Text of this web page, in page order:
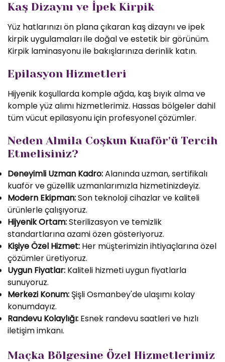
Kaş Dizaynı ve İpek Kirpik
Yüz hatlarınızı ön plana çıkaran kaş dizaynı ve ipek
kirpik uygulamaları ile doğal ve estetik bir görünüm.
Kirpik laminasyonu ile bakışlarınıza derinlik katın.
Epilasyon Hizmetleri
Hijyenik koşullarda komple ağda, kaş bıyık alma ve
komple yüz alımı hizmetlerimiz. Hassas bölgeler dahil
tüm vücut epilasyonu için profesyonel çözümler.
Neden Almila Coşkun Kuaför'ü Tercih
Etmelisiniz?
Deneyimli Uzman Kadro:Alanında uzman, sertifikalı
kuaför ve güzellik uzmanlarımızla hizmetinizdeyiz.
Modern Ekipman:Son teknoloji cihazlar ve kaliteli
ürünlerle çalışıyoruz.
Hijyenik Ortam:Sterilizasyon ve temizlik
standartlarına azami özen gösteriyoruz.
Kişiye Özel Hizmet: Her müşterimizin ihtiyaçlarına özel
çözümler üretiyoruz.
Uygun Fiyatlar: Kaliteli hizmeti uygun fiyatlarla
sunuyoruz.
Merkezi Konum: Şişli Osmanbey'de ulaşımı kolay
konumdayız.
Randevu Kolaylığı: Esnek randevu saatleri ve hızlı
iletişim imkanı.
Maçka Bölgesine Özel Hizmetlerimiz